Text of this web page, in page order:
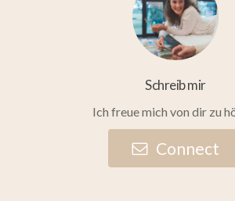
Schreib mir
Ich freue mich von dir zu
Connect